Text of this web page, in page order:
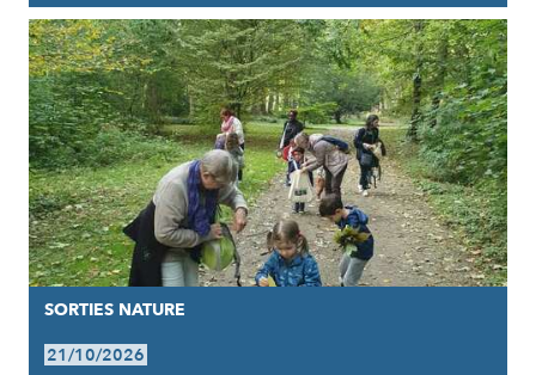
SORTIES NATURE
21/10/2026